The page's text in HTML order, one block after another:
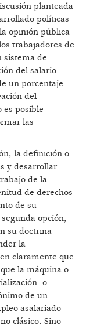
planteada
políticas
opinión pública
trabajadores de
sistema de
del salario
un porcentaje
del
es posible
las
la definición o
y desarrollar
de la
de derechos
de su
opción,
su doctrina
la
claramente que
la máquina o
-o
de un
asalariado
clásico. Sino